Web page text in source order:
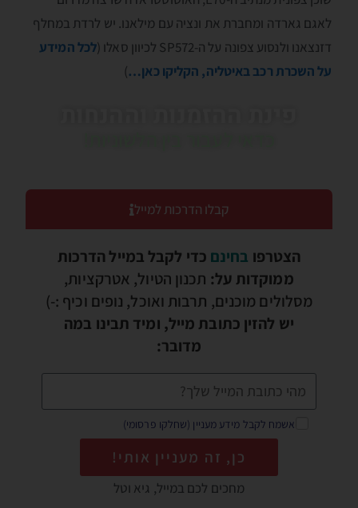
לאגם גארדה ומחברת את ונציה עם מילאנו. יש לרדת במחלף
דזנצאנו ולנסוע צפונה על ה-SP572 לכיוון סאלו (
לכל המידע
על השכרת רכב באיטליה, הקליקו כאן…)
קבלו הדרכות למייל
הצטרפו בחינם כדי לקבל במייל הדרכות
ממוקדות על: תכנון הטיול, אטרקציות,
מסלולים מוכנים, תרבות ואוכל, נופים וכיף :-)
יש להזין כתובת מייל, ומיד תבינו במה
מדובר:
אשמח לקבל מידע מעניין (שחלקו פרסומי)
כן, זה מעניין אותי!
מחכים לכם במייל, גיא וטל